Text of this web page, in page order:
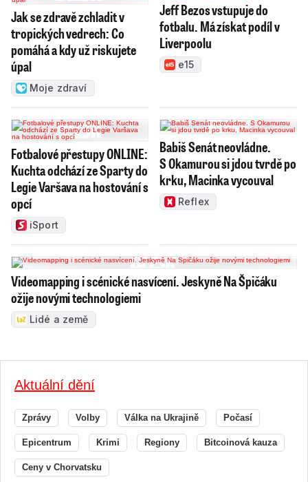
Jak se zdravě zchladit v
tropických vedrech: Co
pomáhá a kdy už riskujete
úpal
Moje zdraví
Jeff Bezos vstupuje do
fotbalu. Má získat podíl v
Liverpoolu
e15
Fotbalové přestupy ONLINE:
Kuchta odchází ze Sparty do
Legie Varšava na hostování s
opcí
iSport
Babiš Senát neovládne.
S Okamurou si jdou tvrdě po
krku, Macinka vycouval
Reflex
Videomapping i scénické nasvícení. Jeskyně Na Špičáku
ožije novými technologiemi
Lidé a země
Aktuální dění
Zprávy Volby Válka na Ukrajině Počasí
Epicentrum Krimi Regiony Bitcoinová kauza
Ceny v Chorvatsku